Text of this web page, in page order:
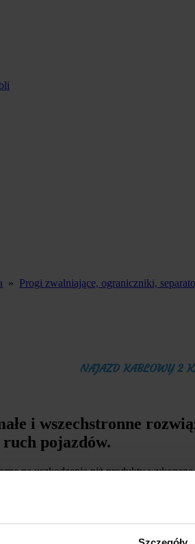
» Progi zwalniające, ograniczniki,
NAJAZD KABLOWY 2
i wszechstronne
pojazdów.
na uszkodzenia niż produkty
przecięciem i przegryzieniem
ryzyko obrażeń.
czemu przestrzeń jest czystsza i